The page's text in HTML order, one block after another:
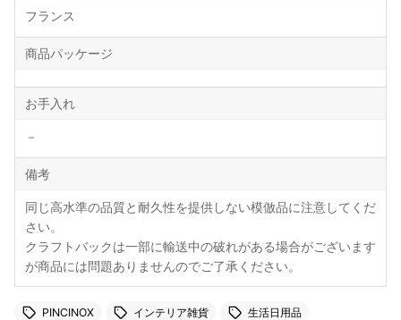
フランス
商品パッケージ
お手入れ
－
備考
同じ高水準の品質と耐久性を提供しない模倣品に注意してくだ
さい。
クラフトバックは一部に輸送中の破れがある場合がございます
が商品には問題ありませんのでご了承ください。
PINCINOX インテリア雑貨
生活日用品